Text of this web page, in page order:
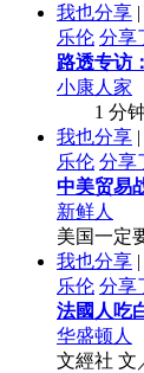
我也分享 |
乐伦 分享
路透专访
小康人家
1 分钟
我也分享 |
乐伦 分享
中美贸易
新鲜人
美国一定
我也分享 |
乐伦 分享
法國人吃
华盛顿人
文經社 文